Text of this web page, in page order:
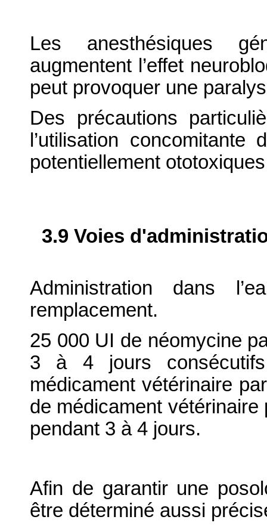
Les anesthésiques
augmentent l’effet
peut provoquer une
Des précautions
l’utilisation
potentiellement
3.9 Voies
Administration dans
remplacement.
25 000 UI de néomycine
3 à 4 jours
médicament vétérinaire
de médicament
pendant 3 à 4 jours.
Afin de garantir une
être déterminé aussi